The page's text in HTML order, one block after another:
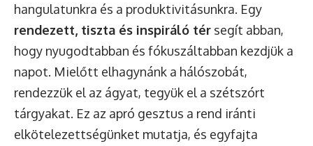
hangulatunkra és a produktivitásunkra. Egy
rendezett, tiszta és inspiráló tér segít abban,
hogy nyugodtabban és fókuszáltabban kezdjük a
napot. Mielőtt elhagynánk a hálószobát,
rendezzük el az ágyat, tegyük el a szétszórt
tárgyakat. Ez az apró gesztus a rend iránti
elkötelezettségünket mutatja, és egyfajta